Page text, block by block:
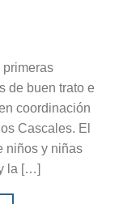
primeras
de buen trato e
coordinación
Cascales. El
niños y niñas
la […]